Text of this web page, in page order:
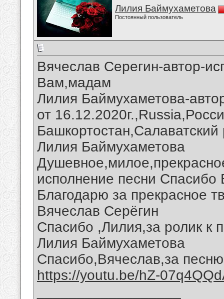
Лилия Баймухаметова
Постоянный пользователь
Вячеслав Серегин-автор-
Вам,мадам
Лилия Баймухаметова-
от
Лилия Баймухаметова
исполнение песни
Благодарю за прекрасное
Вячеслав Серёгин
Спасибо ,Лилия,за ролик к
Лилия Баймухаметова
Спасибо,Вячеслав,за
https://youtu.be/hZ-